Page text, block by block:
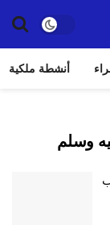
أنشطة ملكية
وسلم